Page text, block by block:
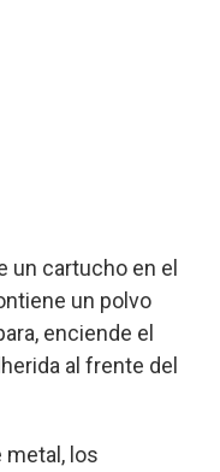
un cartucho en el
un polvo
enciende el
al frente del
metal, los